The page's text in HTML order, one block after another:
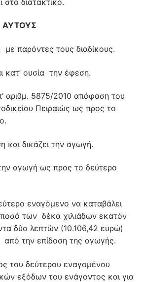
ΑΥΤΟΥΣ
παρόντες τους διαδίκους.
κατ’ ουσία την έφεση.
αριθμ. 5875/2010 απόφαση του
Πειραιώς ως προς το
και δικάζει την αγωγή.
αγωγή ως προς το δεύτερο
εναγόμενο να καταβάλει
των δέκα χιλιάδων εκατόν
δύο λεπτών (10.106,42 ευρώ)
την επίδοση της αγωγής.
του δεύτερου εναγομένου
εξόδων του ενάγοντος και για